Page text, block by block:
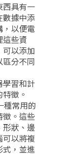
西具有一
數據中添
以便電
這些資
以添加
分不同
學習和計
徵。
種常用的
徵。這些
形狀、邊
以將複
，並進